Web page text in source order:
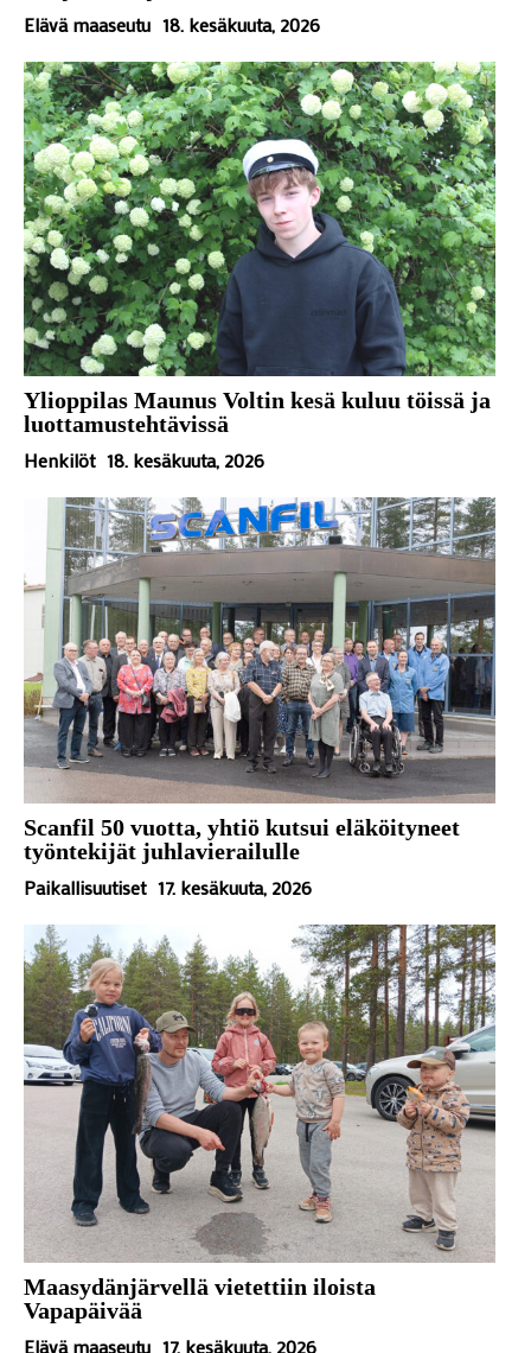
Elävä maaseutu 18. kesäkuuta, 2026
Ylioppilas Maunus Voltin kesä kuluu töissä ja
luottamustehtävissä
Henkilöt 18. kesäkuuta, 2026
Scanfil 50 vuotta, yhtiö kutsui eläköityneet
työntekijät juhlavierailulle
Paikallisuutiset 17. kesäkuuta, 2026
Maasydänjärvellä vietettiin iloista
Vapapäivää
Elävä maaseutu 17. kesäkuuta, 2026